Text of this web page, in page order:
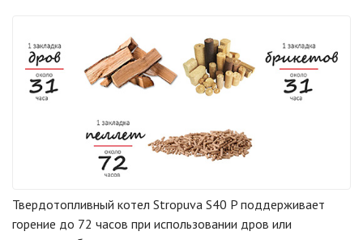
Твердотопливный котел Stropuva S40 P поддерживает
горение до 72 часов при использовании дров или